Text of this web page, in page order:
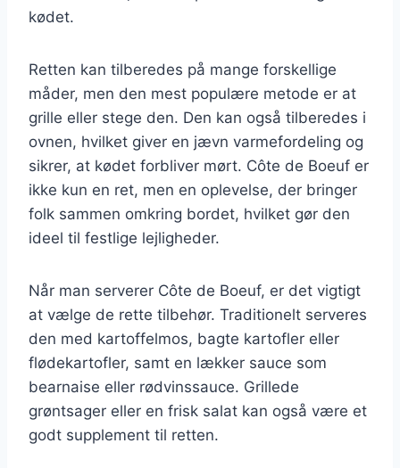
kødet.
Retten kan tilberedes på mange forskellige
måder, men den mest populære metode er at
grille eller stege den. Den kan også tilberedes i
ovnen, hvilket giver en jævn varmefordeling og
sikrer, at kødet forbliver mørt. Côte de Boeuf er
ikke kun en ret, men en oplevelse, der bringer
folk sammen omkring bordet, hvilket gør den
ideel til festlige lejligheder.
Når man serverer Côte de Boeuf, er det vigtigt
at vælge de rette tilbehør. Traditionelt serveres
den med kartoffelmos, bagte kartofler eller
flødekartofler, samt en lækker sauce som
bearnaise eller rødvinssauce. Grillede
grøntsager eller en frisk salat kan også være et
godt supplement til retten.